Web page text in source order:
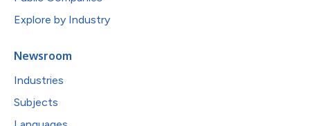
Explore by Industry
Newsroom
Industries
Subjects